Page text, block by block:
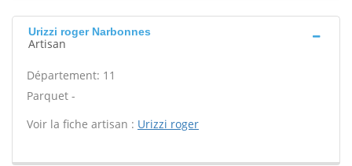
Urizzi roger Narbonnes
Artisan
Département: 11
Parquet -
Voir la fiche artisan : Urizzi roger